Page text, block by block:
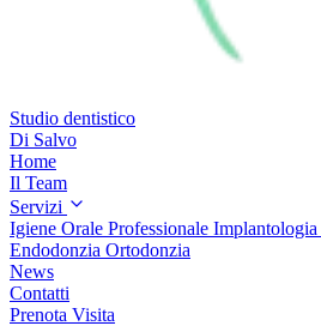
Studio dentistico
Di Salvo
Home
Il Team
Servizi
Igiene Orale Professionale Implantologia
Endodonzia Ortodonzia
News
Contatti
Prenota Visita